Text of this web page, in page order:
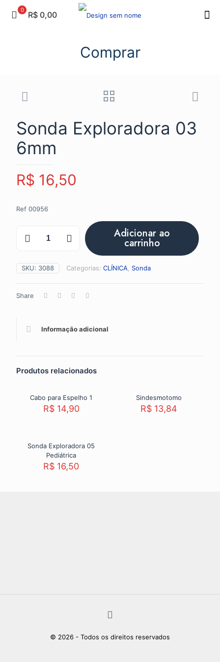
0 R$ 0,00
Comprar
Sonda Exploradora 03
6mm
R$ 16,50
Ref 00956
Exploradora
quantidade
Adicionar ao
carrinho
SKU: 3088 Categorias: CLÍNICA Sonda
Share
Informação adicional
Produtos relacionados
Cabo para Espelho 1
R$14,90
Sindesmotomo
R$13,84
Sonda Exploradora 05
Pediátrica
R$ 16,50
© 2026 - Todos os direitos reservados